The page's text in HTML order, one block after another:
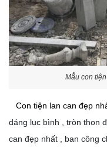
Mẫu con
Con tiện lan can đẹp
dáng lục bình , tròn thon
can đẹp nhất , ban công